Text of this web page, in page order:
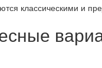
классическими и